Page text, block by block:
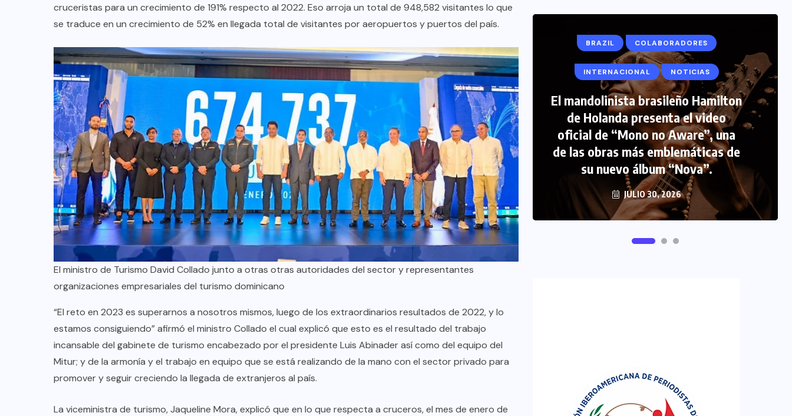
cruceristas para un crecimiento de 191% respecto al 2022. Eso arroja un total de 948,582 visitantes lo que
se traduce en un crecimiento de 52% en llegada total de visitantes por aeropuertos y puertos del país.
El ministro de Turismo David Collado junto a otras otras autoridades del sector y representantes
organizaciones empresariales del turismo dominicano
“El reto en 2023 es superarnos a nosotros mismos, luego de los extraordinarios resultados de 2022, y lo
estamos consiguiendo” afirmó el ministro Collado el cual explicó que esto es el resultado del trabajo
incansable del gabinete de turismo encabezado por el presidente Luis Abinader así como del equipo del
Mitur; y de la armonía y el trabajo en equipo que se está realizando de la mano con el sector privado para
promover y seguir creciendo la llegada de extranjeros al país.
La viceministra de turismo, Jaqueline Mora, explicó que en lo que respecta a cruceros, el mes de enero de
COLABORADORES MÉXICO
EL FIN DEL MILAGRO BOHEMIO:
TULUM EN BANCARROTA
TURÍSTICA POR ABUSOS Y FALTA
DE PLANEACIÓN
JUNIO 24, 2026
INTERNACIONAL NOTICIAS
El mandolinista brasileño Hamilton
de Holanda presenta el video
oficial de “Mono no Aware”, una
de las obras más emblemáticas de
su nuevo álbum “Nova”.
JULIO 30, 2026
COLABORADORES INTERNACIONAL
NOTICIAS PERIODISMO TURISTICO
FIPETUR se solidariza con
Venezuela
JUNIO 29, 2026